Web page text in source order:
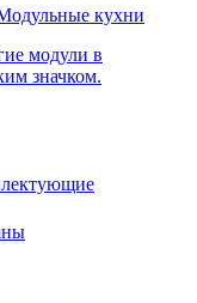
кухни
модули в
значком.